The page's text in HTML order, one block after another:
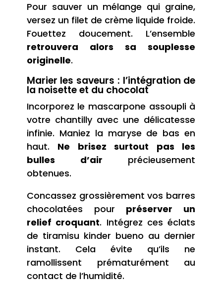
Pour sauver un mélange qui graine,
versez un filet de crème liquide froide.
Fouettez doucement. L’ensemble
retrouvera alors sa souplesse
originelle.
Marier les saveurs : l’intégration de
la noisette et du chocolat
Incorporez le mascarpone assoupli à
votre chantilly avec une délicatesse
infinie. Maniez la maryse de bas en
haut. Ne brisez surtout pas les
bulles d’air précieusement
obtenues.
Concassez grossièrement vos barres
chocolatées pour préserver un
relief croquant. Intégrez ces éclats
de tiramisu kinder bueno au dernier
instant. Cela évite qu’ils ne
ramollissent prématurément au
contact de l’humidité.